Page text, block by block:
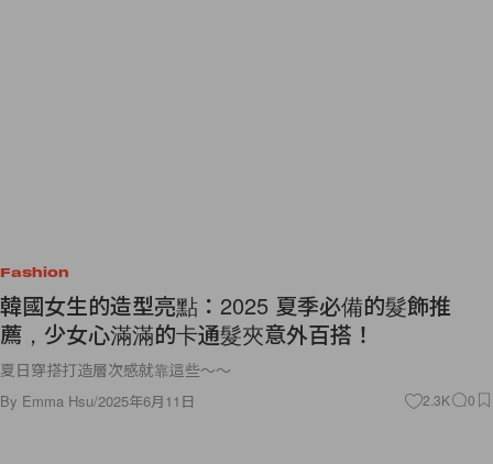
Fashion
韓國女生的造型亮點：2025 夏季必備的髮飾推
薦，少女心滿滿的卡通髮夾意外百搭！
夏日穿搭打造層次感就靠這些～～
By Emma Hsu/2025年6月11日 2.3K 0